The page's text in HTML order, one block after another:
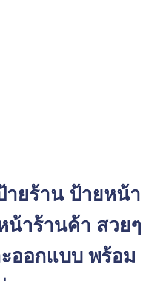
ายร้าน ป้ายหน้า
น้าร้านค้า สวยๆ
ออกแบบ พร้อม